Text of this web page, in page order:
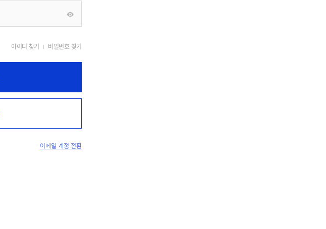
아이디 찾기 비밀번호 찾기
이메일 계정 전환